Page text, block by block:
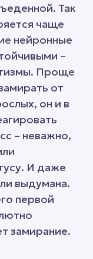
Так
чаще
нейронные
–
Проще
от
он и в
– неважно,
И даже
выдумана.
первой
замирание.